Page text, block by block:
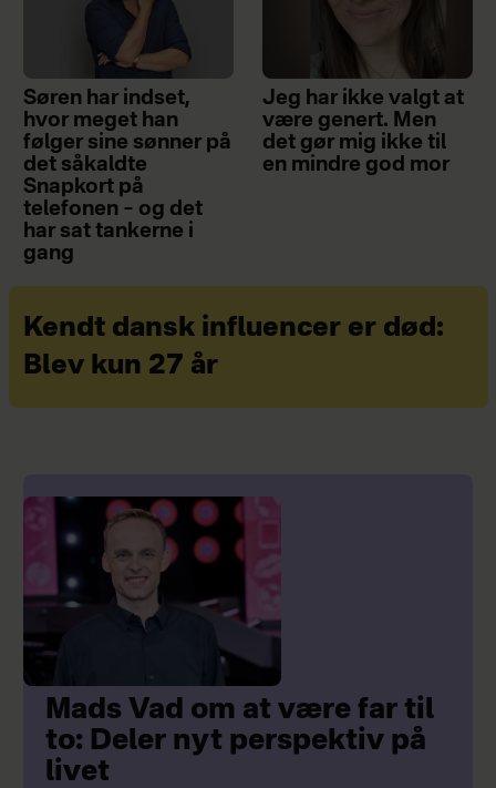
Søren har indset,
hvor meget han
følger sine sønner på
det såkaldte
Snapkort på
telefonen – og det
har sat tankerne i
gang
Jeg har ikke valgt at
være genert. Men
det gør mig ikke til
en mindre god mor
Kendt dansk influencer er død:
Blev kun 27 år
Mads Vad om at være far til
to: Deler nyt perspektiv på
livet